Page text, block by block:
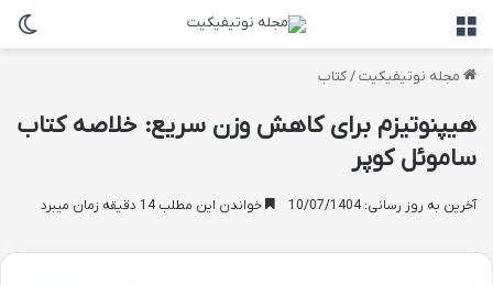
مجله نوتیفیکیت/کتاب
هیپنوتیزم برای کاهش وزن سریع: خلاصه کتاب
ساموئل کوپر
آخرین به روز رسانی: 10/07/1404 خواندن این مطلب 14 دقیقه زمان میبرد